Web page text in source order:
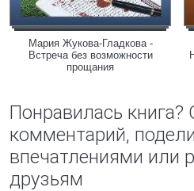
Мария Жукова-Гладкова -
Встреча без возможности
прощания
Понравилась книга?
комментарий,
впечатлениями или
друзьям